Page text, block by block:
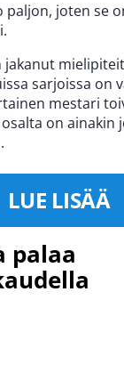
paljon, joten se
sarjoissa on
mestari
on ainakin
LUE LISÄÄ
palaa